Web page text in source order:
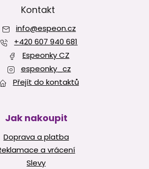
ý
p
i
s
u
Kontakt
info@espeon.cz
+420 607 940 681
Espeonky CZ
espeonky_cz
Přejít do kontaktů
Jak nakoupit
Doprava a platba
a vrácení
Slevy